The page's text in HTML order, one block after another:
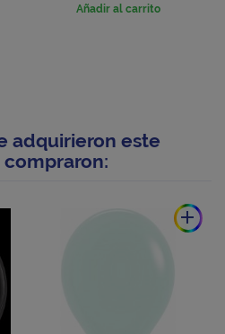
Añadir al carrito
adquirieron este
add